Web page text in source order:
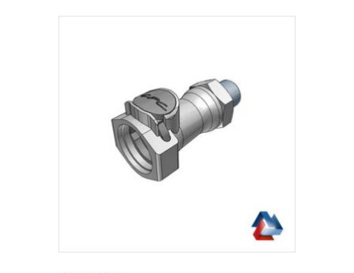
IN DEN WARENKORB